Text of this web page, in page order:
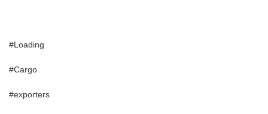
#Loading
#Cargo
#exporters